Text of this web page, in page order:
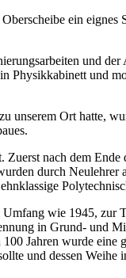
ein
und
Physikkabinett und
Ort hatte,
nach dem
durch
wie 1945, zur
in Grund- und
Jahren wurde eine
und dessen